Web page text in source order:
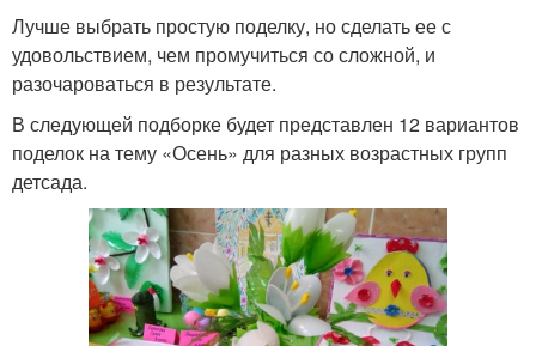
Лучше выбрать простую поделку, но сделать ее с
удовольствием, чем промучиться со сложной, и
разочароваться в результате.
В следующей подборке будет представлен 12 вариантов
поделок на тему «Осень» для разных возрастных групп
детсада.